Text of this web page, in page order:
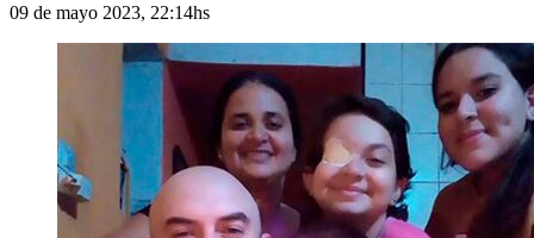
09 de mayo 2023, 22:14hs